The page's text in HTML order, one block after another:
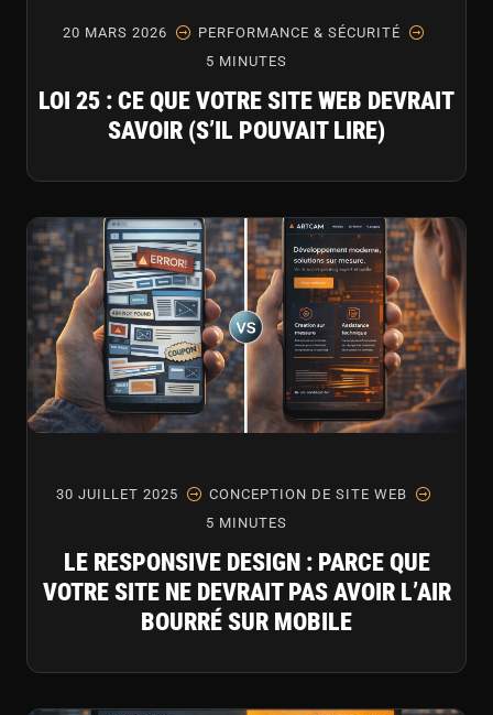
20 MARS 2026
PERFORMANCE & SÉCURITÉ
5 MINUTES
LOI 25 : CE QUE VOTRE SITE WEB DEVRAIT
SAVOIR (S’IL POUVAIT LIRE)
30 JUILLET 2025
CONCEPTION DE SITE WEB
5 MINUTES
LE RESPONSIVE DESIGN : PARCE QUE
VOTRE SITE NE DEVRAIT PAS AVOIR L’AIR
BOURRÉ SUR MOBILE